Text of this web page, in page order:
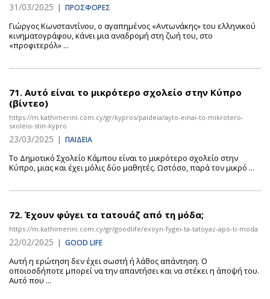
31/03/2025 | ΠΡΟΣΦΟΡΕΣ
Γιώργος Κωνσταντίνου, ο αγαπημένος «Αντωνάκης» του ελληνικού
κινηματογράφου, κάνει μια αναδρομή στη ζωή του, στο
«προφιτερόλ» ...
71. Αυτό είναι το μικρότερο σχολείο στην Κύπρο
(βίντεο)
https://m.kathimerini.com.cy/gr/kypros/paideia/ayto-einai-to-mikrotero-
sxoleio-stin-kypro
23/03/2025 | ΠΑΙΔΕΙΑ
Το Δημοτικό Σχολείο Κάμπου είναι το μικρότερο σχολείο στην
Κύπρο, μιας και έχει μόλις δύο μαθητές. Ωστόσο, παρά τον μικρό ...
72. Έχουν φύγει τα τατουάζ από τη μόδα;
https://m.kathimerini.com.cy/gr/goodlife/exoyn-fygei-ta-tatoyaz-apo-ti-moda
22/02/2025 | GOOD LIFE
Αυτή η ερώτηση δεν έχει σωστή ή λάθος απάντηση. Ο
οποιοσδήποτε μπορεί να την απαντήσει και να στέκει η άποψή του.
Αυτό που ...